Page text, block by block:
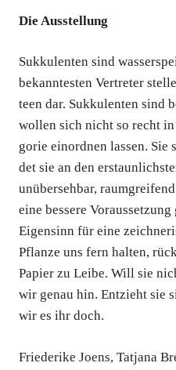
Die Aus­stel­lung
Suk­ku­len­ten sind
bekann­tes­ten Ver­tre­ter
teen dar. Suk­ku­len­ten sind
wol­len sich nicht so recht
go­rie ein­ord­nen las­sen.
det sie an den
unüber­seh­bar,
eine bes­se­re
Eigen­sinn für eine
Pflan­ze uns fern hal­ten,
Papier zu Lei­be. Will sie
wir genau hin. Ent­zieht sie
wir es ihr doch.
Frie­de­ri­ke Joens, Tat­ja­na